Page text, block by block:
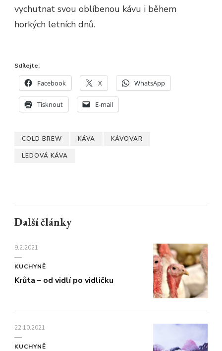
vychutnat svou oblíbenou kávu i během
horkých letních dnů.
Sdílejte:
Facebook X WhatsApp
Tisknout E-mail
COLD BREW KÁVA KÁVOVAR
LEDOVÁ KÁVA
Další články
9.2.2021
KUCHYNĚ
Krůta – od vidlí po vidličku
22.10.2021
KUCHYNĚ